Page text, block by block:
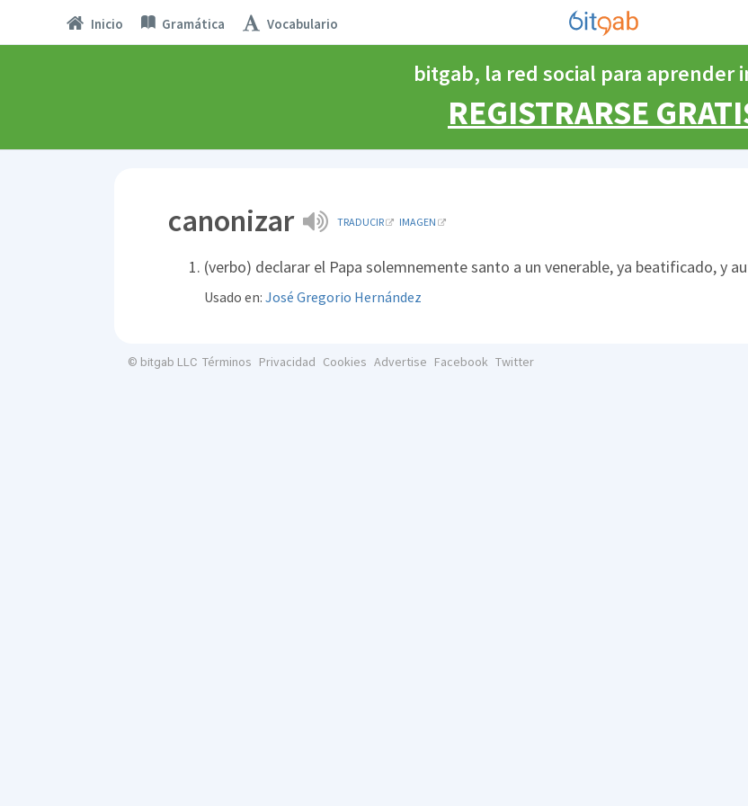
Inicio Gramática Vocabulario
bitgab, la red social para aprender
REGISTRARSE
canonizar TRADUCIR IMAGEN
(verbo) declarar el Papa solemnemente santo a un venerable, ya beatificado, y
Usado en: José Gregorio Hernández
© bitgab LLC Términos Privacidad Cookies Advertise Facebook Twitter